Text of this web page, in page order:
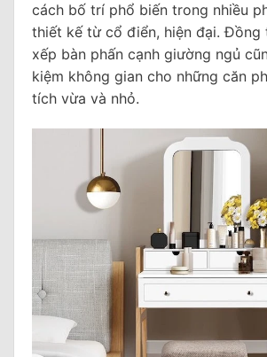
cách bố trí phổ biến trong nhiều
thiết kế từ cổ điển, hiện đại. Đồng
xếp bàn phấn cạnh giường ngủ
kiệm không gian cho những căn
tích vừa và nhỏ.